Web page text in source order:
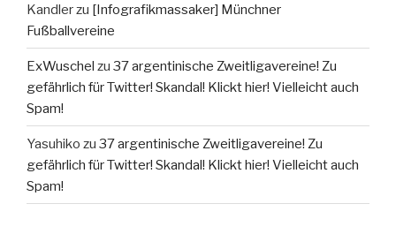
Kandlerzu [Infografikmassaker] Münchner
Fußballvereine
ExWuschel zu 37 argentinische Zweitligavereine! Zu
gefährlich für Twitter! Skandal! Klickt hier! Vielleicht auch
Spam!
Yasuhiko zu 37 argentinische Zweitligavereine! Zu
gefährlich für Twitter! Skandal! Klickt hier! Vielleicht auch
Spam!